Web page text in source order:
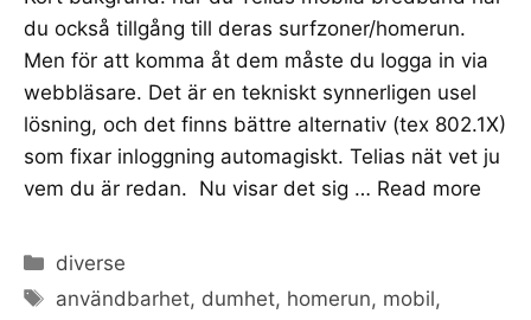
du också tillgång till deras surfzoner/homerun.
Men för att komma åt dem måste du logga in via
webbläsare. Det är en tekniskt synnerligen usel
lösning, och det finns bättre alternativ (tex 802.1X)
som fixar inloggning automagiskt. Telias nät vet ju
vem du är redan. Nu visar det sig … Read more
Categories
diverse
Tags
användbarhet, dumhet, homerun, mobil,